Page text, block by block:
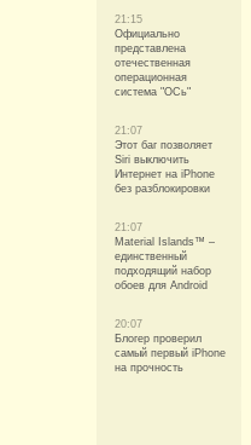
21:15
Официально
представлена
отечественная
операционная
система "ОСь"
21:07
Этот баг позволяет
Siri выключить
Интернет на iPhone
без разблокировки
21:07
Material Islands™ –
единственный
подходящий набор
обоев для Android
20:07
Блогер проверил
самый первый iPhone
на прочность